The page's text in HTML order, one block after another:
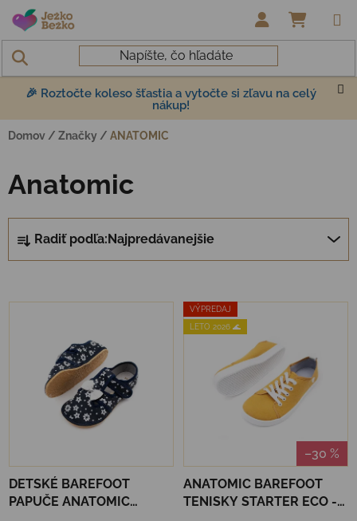
Prejsť na obsah
🎉 Roztočte koleso šťastia a vytočte si zľavu na celý
nákup!
Domov / Značky / ANATOMIC
Anatomic
Radiť podľa: Najpredávanejšie
Výpis produktov
DETSKÉ BAREFOOT
PAPUČE ANATOMIC
VÝPREDAJ
LETO 2026 🌊
–30 %
ANATOMIC BAREFOOT
TENISKY STARTER ECO -